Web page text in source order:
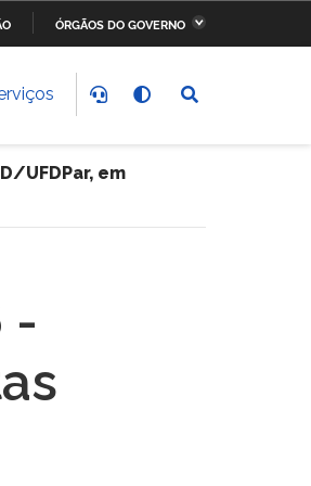
ÓRGÃOS DO GOVERNO
Ministério da Saúde
Presidência da República
UFDPar, em
-